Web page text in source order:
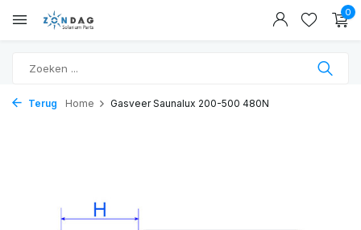
0
Terug Home Gasveer Saunalux 200-500 480N